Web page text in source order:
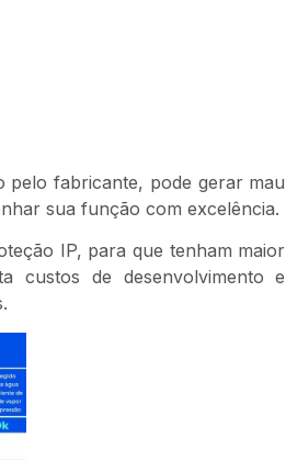
pelo fabricante, pode gerar mau
sua função com excelência.
IP, para que tenham maior
custos de desenvolvimento e